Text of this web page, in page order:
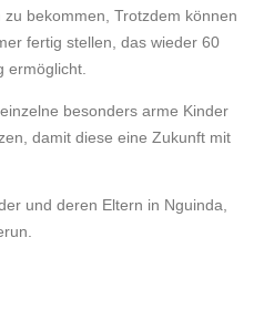
bekommen, Trotzdem können
fertig stellen, das wieder 60
ermöglicht.
besonders arme Kinder
damit diese eine Zukunft mit
und deren Eltern in Nguinda,